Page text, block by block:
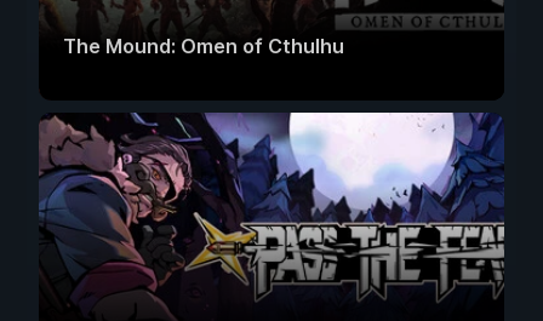
The Mound: Omen of Cthulhu